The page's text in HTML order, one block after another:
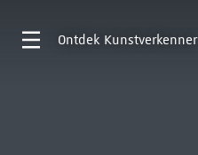
Ontdek Kunstverkenner